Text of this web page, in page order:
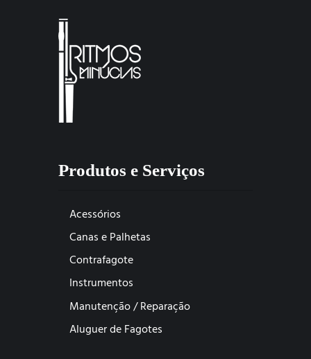
Produtos e Serviços
Acessórios
Canas e Palhetas
Contrafagote
Instrumentos
Manutenção / Reparação
Aluguer de Fagotes